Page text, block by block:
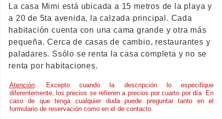
La casa Mimi está ubicada a 15 metros de la playa y
a 20 de 5ta avenida, la calzada principal. Cada
habitación cuenta con una cama grande y otra más
pequeña. Cerca de casas de cambio, restaurantes y
paladares. Ssólo se renta la casa completa y no se
renta por habitaciones.
Atención: Excepto cuando la descripción lo especifique
diferentemente, los precios se refieren a precios por cuarto por día. En
caso de que tenga cualquier duda puede preguntar tanto en el
formulario de reservación como en el de contacto.